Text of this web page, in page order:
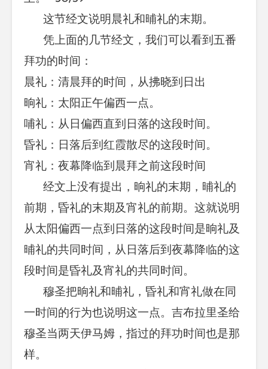
这节经文说明晨礼和晡礼的末期。
凭上面的几节经文，我们可以看到五番
拜功的时间：
晨礼：清晨拜的时间，从拂晓到日出
晌礼：太阳正午偏西一点。
哺礼：从日偏西直到日落的这段时间。
昏礼：日落后到红霞散尽的这段时间。
宵礼：夜幕降临到晨拜之前这段时间
经文上没有提出，晌礼的末期，晡礼的
前期，昏礼的末期及宵礼的前期。这就说明
从太阳偏西一点到日落的这段时间是晌礼及
晡礼的共同时间，从日落后到夜幕降临的这
段时间是昏礼及宵礼的共同时间。
穆圣把晌礼和晡礼，昏礼和宵礼做在同
一时间的行为也说明这一点。吉布拉里圣给
穆圣当两天伊马姆，指过的拜功时间也是那
样。